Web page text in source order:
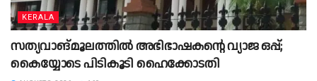
KERALA
സത്യവാങ്മൂലത്തില്‍ അഭിഭാഷകൻ്റെ വ്യാജ ഒപ്പ്;
കൈയ്യോടെ പിടികൂടി ഹൈക്കോടതി